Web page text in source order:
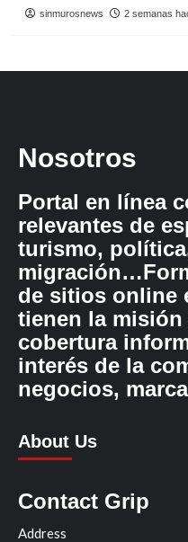
sinmurosnews 2 semanas
Nosotros
Portal en línea
relevantes de
turismo,
de sitios online
tienen la misión
cobertura
interés de la
negocios,
About Us
Contact Grip
Address